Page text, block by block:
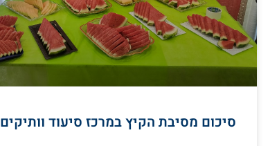
סיכום מסיבת הקיץ במרכז סיעוד וותיקים